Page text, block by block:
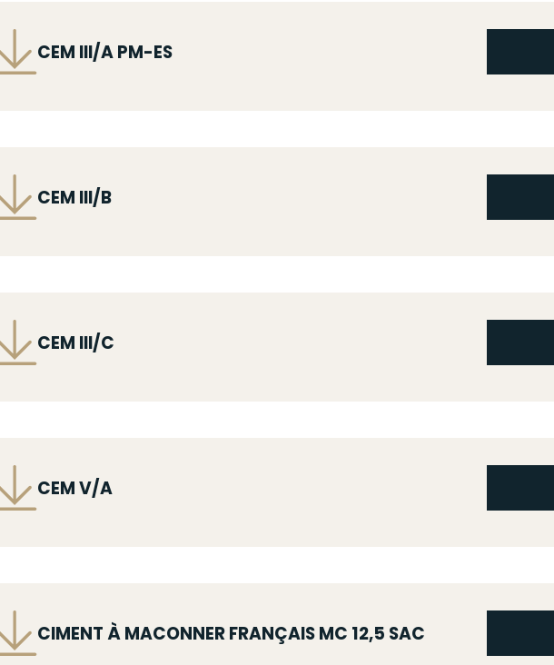
CEM III/A PM-ES
CEM III/B
CEM III/C
CEM V/A
CIMENT À MACONNER FRANÇAIS MC 12,5 SAC